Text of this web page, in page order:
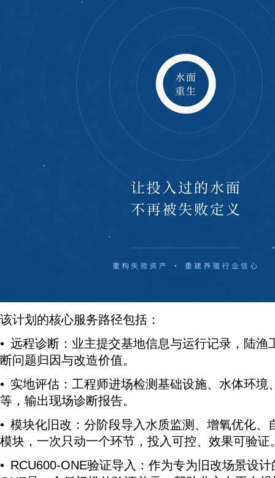
该计划的核心服务路径包括：
• 远程诊断：业主提交基地信息与运行记录，陆渔
断问题归因与改造价值。
• 实地评估：工程师进场检测基础设施、水体环境
等，输出现场诊断报告。
• 模块化旧改：分阶段导入水质监测、增氧优化、
模块，一次只动一个环节，投入可控、效果可验证
• RCU600-ONE验证导入：作为专为旧改场景设